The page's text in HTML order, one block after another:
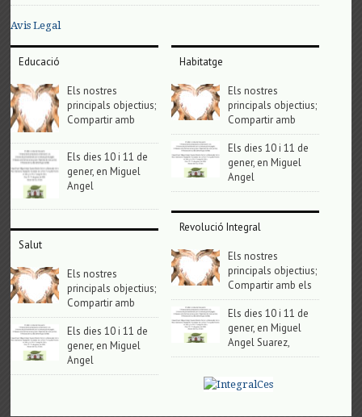
Avis Legal
Educació
Els nostres
principals objectius;
Compartir amb
Els dies 10 i 11 de
gener, en Miguel
Angel
Salut
Els nostres
principals objectius;
Compartir amb
Els dies 10 i 11 de
gener, en Miguel
Angel
Habitatge
Els nostres
principals objectius;
Compartir amb
Els dies 10 i 11 de
gener, en Miguel
Angel
Revolució Integral
Els nostres
principals objectius;
Compartir amb els
Els dies 10 i 11 de
gener, en Miguel
Angel Suarez,